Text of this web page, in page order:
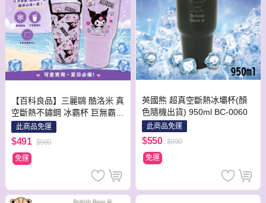
【百科良品】三麗鷗 酷洛米 真
空斷熱不鏽鋼 冰霸杯 巨無霸鋼
杯 保冰保溫飲料杯 隨行杯 900
ml-信封款(贈手提杯套)
此商品免運
$491 $980
免運
英國熊 超真空斷熱冰壩杯(顏
色隨機出貨) 950ml BC-0060
此商品免運
$550 $990
免運